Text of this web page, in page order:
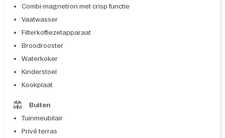
Combi-magnetron met crisp functie
Vaatwasser
Filterkoffiezetapparaat
Broodrooster
Waterkoker
Kinderstoel
Kookplaat
Buiten
Tuinmeubilair
Privé terras